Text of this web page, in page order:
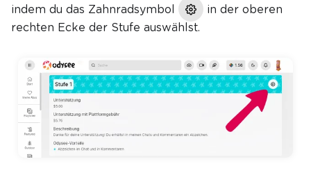
indem du das Zahnradsymbol
in der oberen
rechten Ecke der Stufe auswählst.